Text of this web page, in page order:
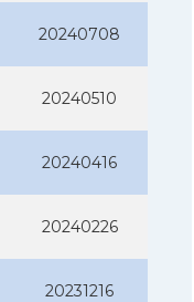
20240708
20240510
20240416
20240226
20231216